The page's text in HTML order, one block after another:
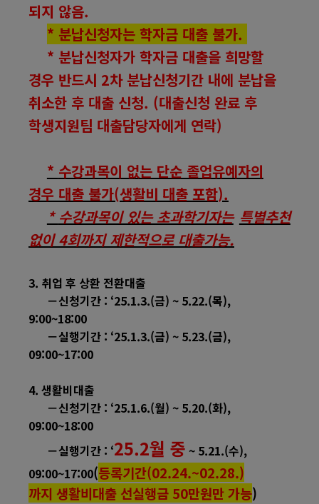
되지 않음.
* 분납신청자는 학자금 대출 불가.
* 분납신청자가 학자금 대출을 희망할
경우 반드시 2차 분납신청기간 내에 분납을
취소한 후 대출 신청. (대출신청 완료 후
학생지원팀 대출담당자에게 연락)
* 수강과목이 없는 단순 졸업유예자의
경우 대출 불가(생활비 대출 포함).
*수강과목이 있는 초과학기자는 특별추천
없이4회까지 제한적으로 대출가능.
3. 취업 후 상환 전환대출
－신청기간 : ‘25.1.3.(금) ~ 5.22.(목),
9:00~18:00
－실행기간 : ‘25.1.3.(금) ~ 5.23.(금),
09:00~17:00
4. 생활비대출
－신청기간 : ‘25.1.6.(월) ~ 5.20.(화),
09:00~18:00
－실행기간 : ‘25.2월 중 ~ 5.21.(수),
09:00~17:00(등록기간(02.24.~02.28.)
까지 생활비대출 선실행금 50만원만 가능)